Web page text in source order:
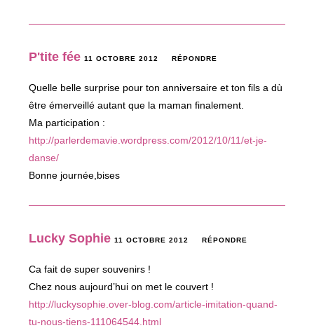
P'tite fée 11 OCTOBRE 2012 RÉPONDRE
Quelle belle surprise pour ton anniversaire et ton fils a dù
être émerveillé autant que la maman finalement.
Ma participation :
http://parlerdemavie.wordpress.com/2012/10/11/et-je-
danse/
Bonne journée,bises
Lucky Sophie 11 OCTOBRE 2012 RÉPONDRE
Ca fait de super souvenirs !
Chez nous aujourd’hui on met le couvert !
http://luckysophie.over-blog.com/article-imitation-quand-
tu-nous-tiens-111064544.html